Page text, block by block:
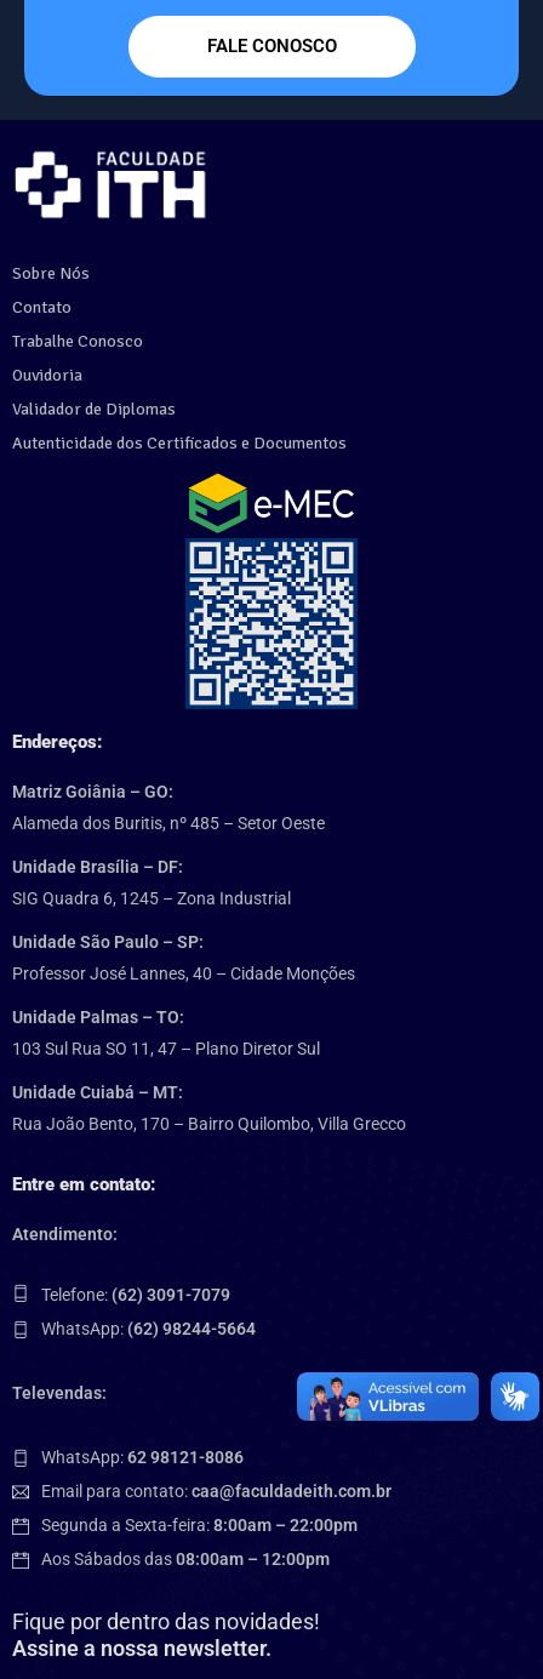
FALE CONOSCO
Sobre Nós
Contato
Trabalhe Conosco
Ouvidoria
Validador de Diplomas
Autenticidade dos Certificados e Documentos
Endereços:
Matriz Goiânia – GO:
Alameda dos Buritis, nº 485 – Setor Oeste
Unidade Brasília – DF:
SIG Quadra 6, 1245 – Zona Industrial
Unidade São Paulo – SP:
Professor José Lannes, 40 – Cidade Monções
Unidade Palmas – TO:
103 Sul Rua SO 11, 47 – Plano Diretor Sul
Unidade Cuiabá – MT:
Rua João Bento, 170 – Bairro Quilombo, Villa Grecco
Entre em contato:
Atendimento:
Telefone: (62) 3091-7079
WhatsApp: (62) 98244-5664
Televendas:
WhatsApp:62 98121-8086
Email para contato:caa@faculdadeith.com.br
Segunda a Sexta-feira:8:00am – 22:00pm
Aos Sábados das08:00am – 12:00pm
Fique por dentro das novidades!
Assine a nossa newsletter.